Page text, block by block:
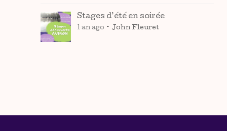
Stages d’été en soirée
1 an ago John Fleuret